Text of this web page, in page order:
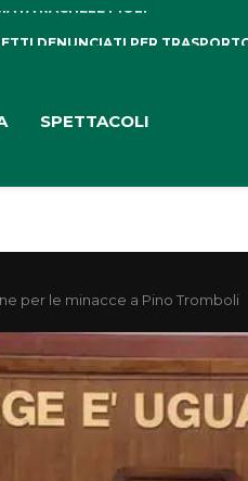
SPETTACOLI
per le minacce a Pino Tromboli